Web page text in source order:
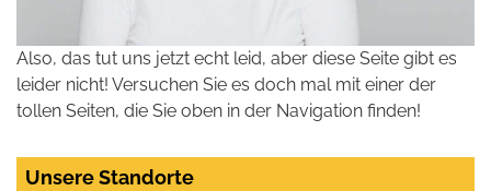
Also, das tut uns jetzt echt leid, aber diese Seite gibt es
leider nicht! Versuchen Sie es doch mal mit einer der
tollen Seiten, die Sie oben in der Navigation finden!
Unsere Standorte